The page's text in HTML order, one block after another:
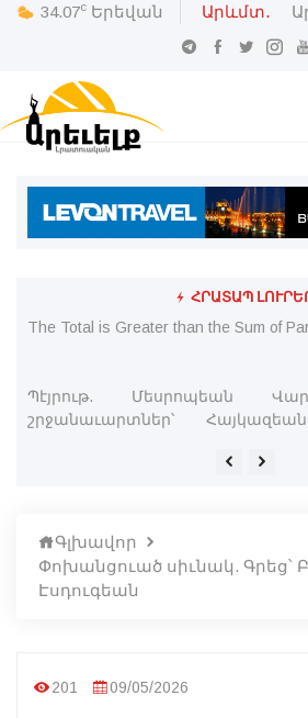
34.07c Երեվան Արևմտ․
ՀՐԱՏԱՊ
The Total is Greater than the Sum of
Գլխավոր
Փոխանցուած սիւնակ. Գրեց՝
Էսդուգեան
201 09/05/2026